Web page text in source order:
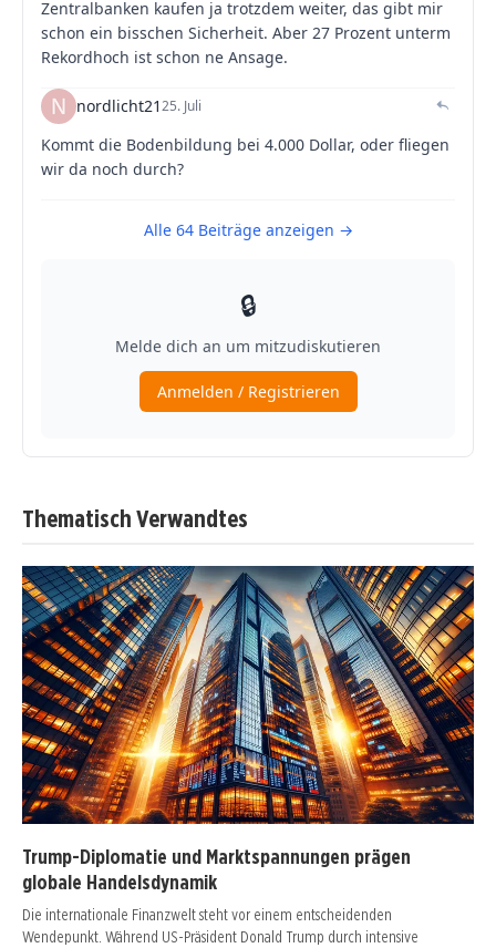
Thematisch Verwandtes
Trump-Diplomatie und Marktspannungen prägen
globale Handelsdynamik
Die internationale Finanzwelt steht vor einem entscheidenden
Wendepunkt. Während US-Präsident Donald Trump durch intensive